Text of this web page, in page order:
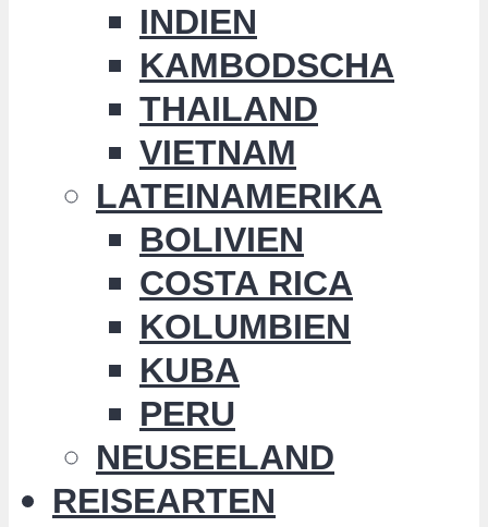
INDIEN
KAMBODSCHA
THAILAND
VIETNAM
LATEINAMERIKA
BOLIVIEN
COSTA RICA
KOLUMBIEN
KUBA
PERU
NEUSEELAND
REISEARTEN